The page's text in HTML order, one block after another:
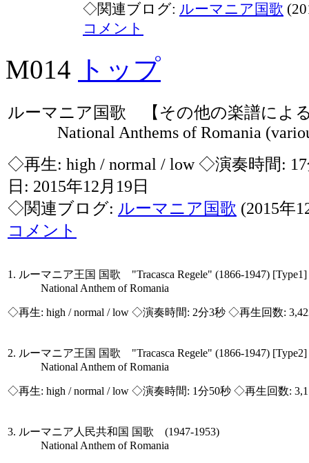
◇関連ブログ: ルーマニア国歌
コメント
M014 トップ
ルーマニア国歌 【その他の楽譜によ
National Anthems of Romania
◇再生: high / normal / low ◇演奏時間:
日: 2015年12月19日
◇関連ブログ: ルーマニア国歌 (2015年
コメント
1. ルーマニア王国 国歌 "Tracasca Regele" (1866-1947) [Type1]
National Anthem of Romania
◇再生: high / normal / low ◇演奏時間: 2分3秒 ◇再生回数:
2. ルーマニア王国 国歌 "Tracasca Regele" (1866-1947) [Type2]
National Anthem of Romania
◇再生: high / normal / low ◇演奏時間: 1分50秒 ◇再生回数:
3. ルーマニア人民共和国 国歌 (1947-1953)
National Anthem of Romania